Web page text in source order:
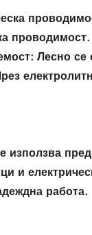
проводимост.
Лесно се
използва
и
работа.